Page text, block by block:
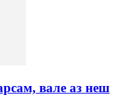
вале аз неш